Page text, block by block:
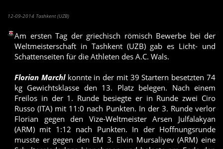
12-09-2014 Tashkent (UZB)
Am ersten Tag der griechisch römisch Bewerbe bei der
Weltmeisterschaft in Tashkent (UZB) gab es Licht- und
Schattenseiten für die Athleten des A.C. Wals.
Florian Marchlkonnte in der mit 39 Startern besetzten 74
kg Gewichtsklasse den 13. Platz belegen. Nach einem
Freilos in der 1. Runde besiegte er in Runde zwei Ciro
Russo (ITA) mit 11:0 nach Punkten. In der 3. Runde verlor
Florian gegen den Vize-Weltmeister Arsen Julfalakyan
(ARM) mit 1:12 nach Punkten. In der Hoffnungsrunde
musste er gegen den EM 3. Elvin Mursaliyev (ARM) eine